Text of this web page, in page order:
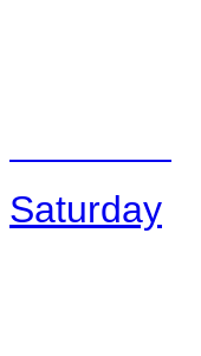
Saturday